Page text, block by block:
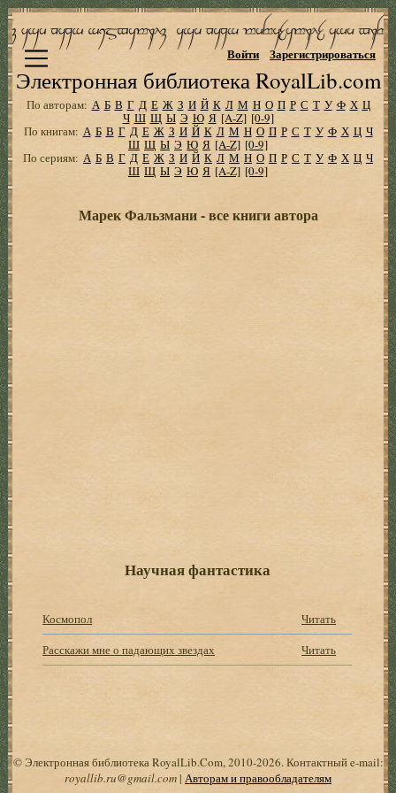
Электронная библиотека RoyalLib.com
Войти Зарегистрироваться
По авторам: А Б В Г Д Е Ж З И Й К Л М Н О П Р С Т У Ф Х Ц
Ч Ш Щ Ы Э Ю Я [A-Z] [0-9]
По книгам: А Б В Г Д Е Ж З И Й К Л М Н О П Р С Т У Ф Х Ц Ч
Ш Щ Ы Э Ю Я [A-Z] [0-9]
По сериям: А Б В Г Д Е Ж З И Й К Л М Н О П Р С Т У Ф Х Ц Ч
Ш Щ Ы Э Ю Я [A-Z] [0-9]
Марек Фальзмани - все книги автора
Научная фантастика
Космопол
Читать
Расскажи мне о падающих звездах
Читать
© Электронная библиотека RoyalLib.Com, 2010-2026. Контактный e-mail:
royallib.ru@gmail.com| Авторам и правообладателям